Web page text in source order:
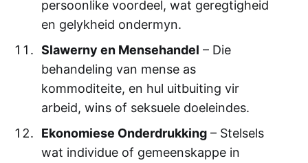
persoonlike voordeel, wat geregtigheid
en gelykheid ondermyn.
Slawerny en Mensehandel – Die
behandeling van mense as
kommoditeite, en hul uitbuiting vir
arbeid, wins of seksuele doeleindes.
Ekonomiese Onderdrukking– Stelsels
wat individue of gemeenskappe in